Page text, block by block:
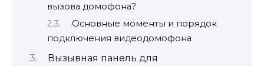
вызова домофона?
Основные моменты и порядок
подключения видеодомофона
Вызывная панель для